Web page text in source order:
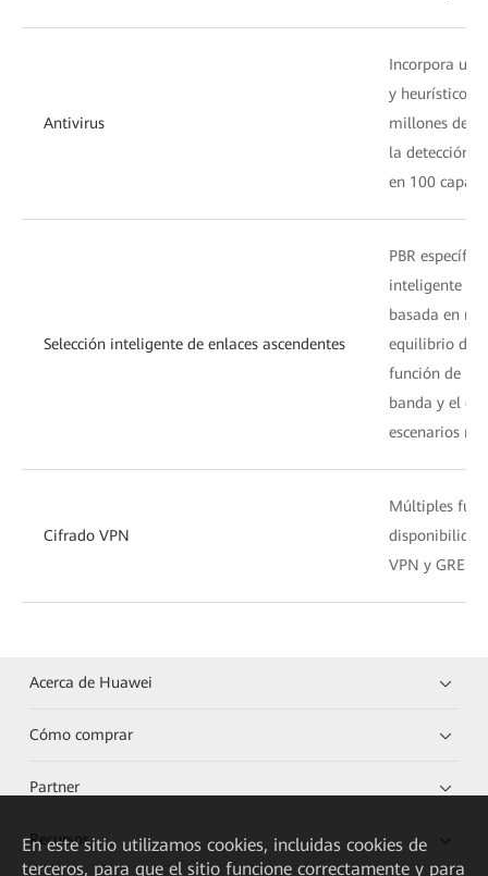
Antivirus
Incorpora un
y heurístico
millones de
la detección
en 100 capas.
Selección inteligente de enlaces ascendentes
PBR
inteligente
basada en
equilibrio de
función de la
banda y el
escenarios
Cifrado VPN
Múltiples
disponibilidad,
VPN y GRE.
Acerca de Huawei
Cómo comprar
Partner
Recursos
En este sitio utilizamos cookies, incluidas cookies de
terceros, para que el sitio funcione correctamente y para